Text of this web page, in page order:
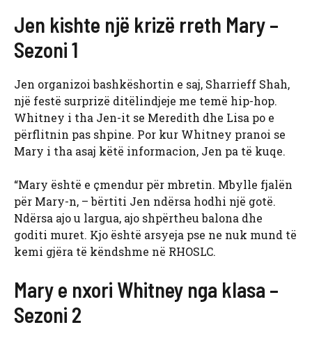
Jen kishte një krizë rreth Mary –
Sezoni 1
Jen organizoi bashkëshortin e saj, Sharrieff Shah,
një festë surprizë ditëlindjeje me temë hip-hop.
Whitney i tha Jen-it se Meredith dhe Lisa po e
përflitnin pas shpine. Por kur Whitney pranoi se
Mary i tha asaj këtë informacion, Jen pa të kuqe.
“Mary është e çmendur për mbretin. Mbylle fjalën
për Mary-n, – bërtiti Jen ndërsa hodhi një gotë.
Ndërsa ajo u largua, ajo shpërtheu balona dhe
goditi muret. Kjo është arsyeja pse ne nuk mund të
kemi gjëra të këndshme në RHOSLC.
Mary e nxori Whitney nga klasa –
Sezoni 2